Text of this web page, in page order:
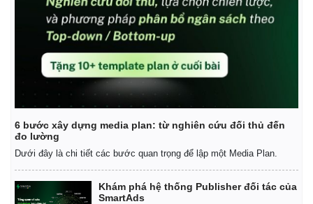
6 bước xây dựng media plan: từ nghiên cứu đối thủ đến
đo lường
Dưới đây là chi tiết các bước quan trọng để lập một Media Plan.
Khám phá hệ thống Publisher đối tác của
SmartAds